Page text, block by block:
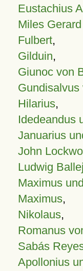
Eustachius
Miles
Fulbert,
Gilduin,
Giunoc von
Hilarius,
Idedeandus
Januarius
John
Ludwig
Maximus
Maximus,
Nikolaus,
Romanus
Sabás
Apollonius